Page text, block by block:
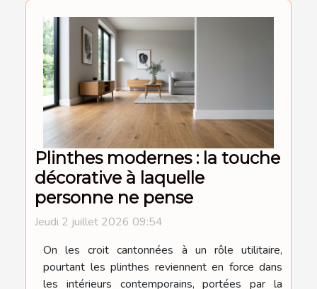
Plinthes modernes : la touche
décorative à laquelle
personne ne pense
Jeudi 2 juillet 2026 09:54
On les croit cantonnées à un rôle utilitaire,
pourtant les plinthes reviennent en force dans
les intérieurs contemporains, portées par la